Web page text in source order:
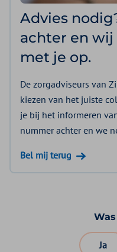
Advies
achter en
met je op.
De zorgadviseurs van
kiezen van het juiste
je bij het informeren
nummer achter en we
Bel mij terug
Ja